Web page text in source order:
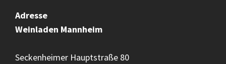
Adresse
Weinladen Mannheim
Seckenheimer Hauptstraße 80